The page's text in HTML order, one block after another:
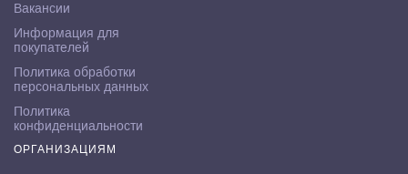
Вакансии
Информация для
покупателей
Политика обработки
персональных данных
Политика
конфиденциальности
ОРГАНИЗАЦИЯМ